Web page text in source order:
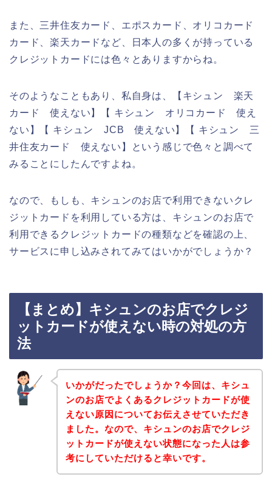
また、三井住友カード、エポスカード、オリコカード
カード、楽天カードなど、日本人の多くが持っている
クレジットカードには色々とありますからね。
そのようなこともあり、私自身は、【キシュン 楽天
カード 使えない】【 キシュン オリコカード 使え
ない】【 キシュン JCB 使えない】【 キシュン 三
井住友カード 使えない】という感じで色々と調べて
みることにしたんですよね。
なので、もしも、キシュンのお店で利用できないクレ
ジットカードを利用している方は、キシュンのお店で
利用できるクレジットカードの種類などを確認の上、
サービスに申し込みされてみてはいかがでしょうか？
【まとめ】キシュンのお店でクレジ
ットカードが使えない時の対処の方
法
いかがだったでしょうか？今回は、キシュ
ンのお店でよくあるクレジットカードが使
えない原因についてお伝えさせていただき
ました。なので、キシュンのお店でクレジ
ットカードが使えない状態になった人は参
考にしていただけると幸いです。